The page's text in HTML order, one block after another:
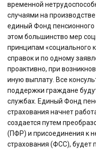
временной
случаями на
единый Фонд пенсионного
этом большинство мер
принципам «социального
справок и по одному
проактивно, при
иную выплату. Все
поддержки граждане
службах. Единый Фонд
страхования начнет
создается путем
(ПФР) и присоединения к
страхования (ФСС), будет